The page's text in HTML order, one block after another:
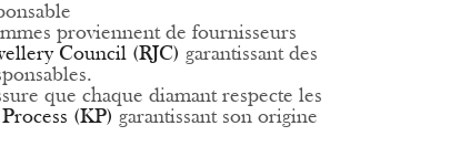
proviennent de fournisseurs
Council (RJC) garantissant des
que chaque diamant respecte les
(KP) garantissant son origine